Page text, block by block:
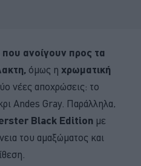
που ανοίγουν προς τα
όμως η χρωματική
νέες αποχρώσεις: το
Andes Gray. Παράλληλα,
Black Edition με
του αμαξώματος και